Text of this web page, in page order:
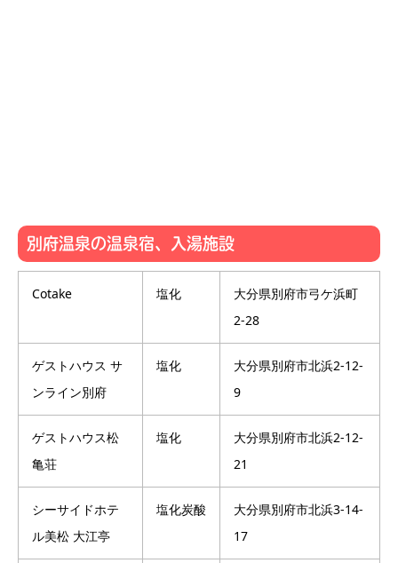
別府温泉の温泉宿、入湯施設
Cotake 塩化
大分県別府市弓ケ浜町
2-28
ゲストハウス サ
ンライン別府
塩化
大分県別府市北浜2-12-
9
ゲストハウス松
亀荘
塩化
大分県別府市北浜2-12-
21
シーサイドホテ
ル美松 大江亭
塩化炭酸
大分県別府市北浜3-14-
17